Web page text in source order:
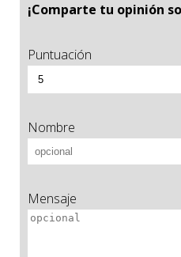
¡Comparte tu opinión
Puntuación
Nombre
Mensaje